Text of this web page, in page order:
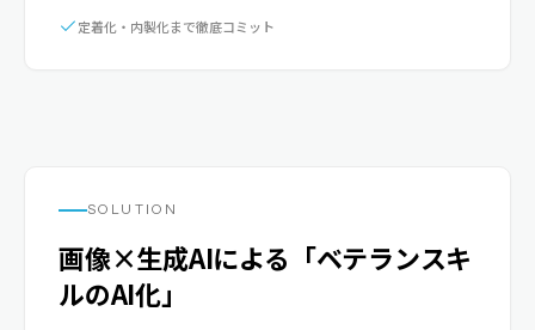
定着化・内製化まで徹底コミット
SOLUTION
画像×生成AIによる「ベテランスキ
ルのAI化」